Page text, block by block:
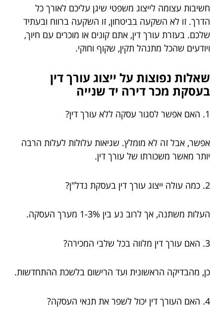
חשיבות עצומה לייצוג משפטי שיגן עליכם לאורך כל
הדרך. זו לא השקעה בביטחון, זו השקעה ברווח ובעתיד
שלכם. בעזרת עורך דין, אתם קונים או מוכרים עם חיוך,
ויודעים שהכל מתנהל תקין, שקוף וחוקי.
שאלות נפוצות על ייצוג עורך דין
בעסקת מכר דירה יד שנייה
1. האם אפשר לסגור עסקה ללא עורך דין?
אפשר, אבל זה לא מומלץ. שגיאות עלולות לעלות הרבה
יותר מאשר משכורתו של עורך דין.
2. כמה עולה ייצוג עורך דין בעסקת נדל"ן?
העלות משתנה, אך לרוב נע בין 1-3% מערך העסקה.
3. האם עורך דין מלווה בכל שלבי המכירה?
כן, מהבדיקה הראשונית ועד הרישום בלשכת ההתחדשות.
4. האם העורך דין יכול לשפר את תנאי העסקה?